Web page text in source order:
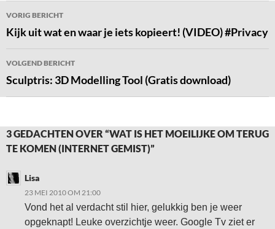
Bericht
navigatie
VORIG BERICHT
Kijk uit wat en waar je iets kopieert! (VIDEO) #Privacy
VOLGEND BERICHT
Sculptris: 3D Modelling Tool (Gratis download)
3 GEDACHTEN OVER “WAT IS HET MOEILIJKE OM TERUG
TE KOMEN (INTERNET GEMIST)”
Lisa
23 MEI 2010 OM 21:00
Vond het al verdacht stil hier, gelukkig ben je weer
opgeknapt! Leuke overzichtje weer. Google Tv ziet er